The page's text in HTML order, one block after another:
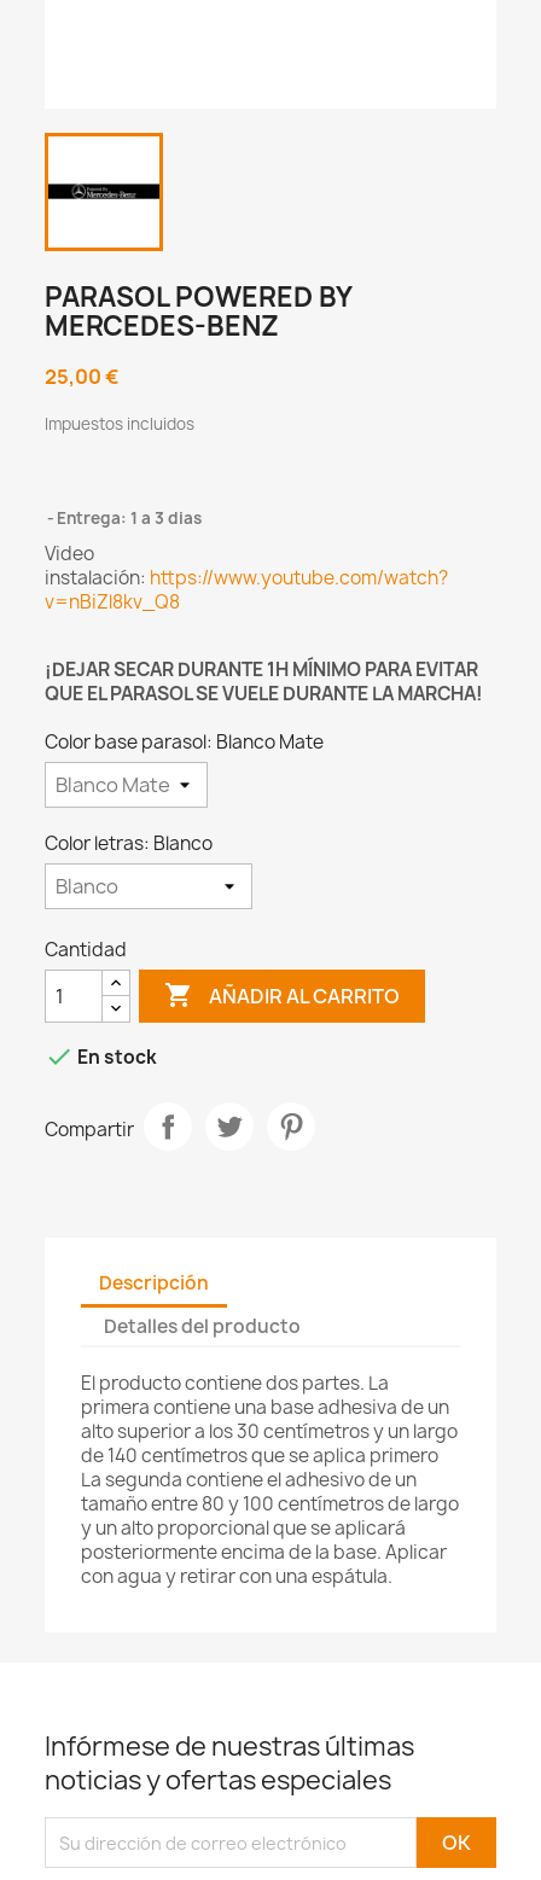
PARASOL POWERED BY
MERCEDES-BENZ
25,00 €
Impuestos incluidos
Entrega: 1 a 3 dias
Video
instalación: https://www.youtube.com/watch?
v=nBiZl8kv_Q8
¡DEJAR SECAR DURANTE 1H MÍNIMO PARA EVITAR
QUE EL PARASOL SE VUELE DURANTE LA MARCHA!
Color base parasol: Blanco Mate
Color letras: Blanco
Cantidad
 AÑADIR AL CARRITO
 En stock
Compartir
Descripción
Detalles del producto
El producto contiene dos partes. La
primera contiene una base adhesiva de un
alto superior a los 30 centímetros y un largo
de 140 centímetros que se aplica primero
La segunda contiene el adhesivo de un
tamaño entre 80 y 100 centímetros de largo
y un alto proporcional que se aplicará
posteriormente encima de la base. Aplicar
con agua y retirar con una espátula.
Infórmese de nuestras últimas
noticias y ofertas especiales